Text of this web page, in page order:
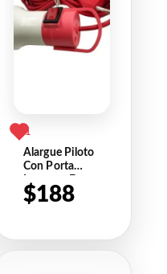
1
Alargue Piloto
Con Porta
Lampara E
Interruptor 3m
$188